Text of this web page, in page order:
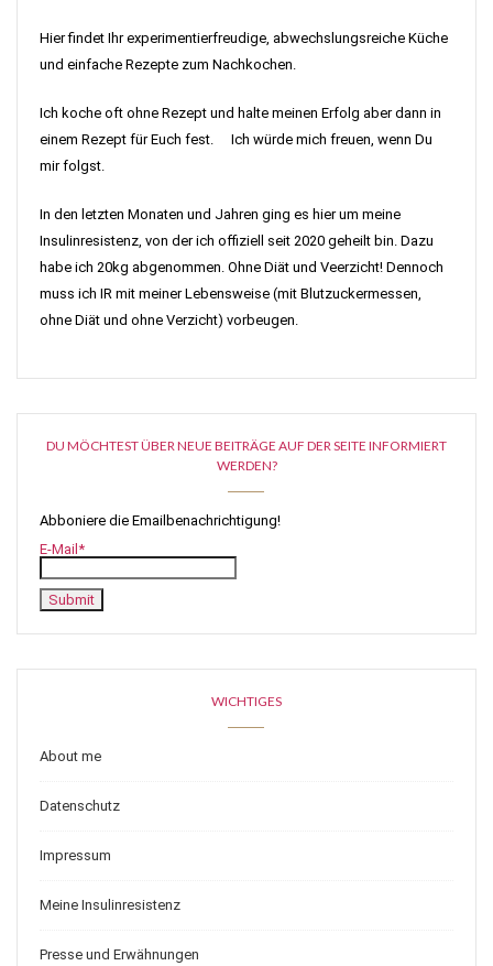
Hier findet Ihr experimentierfreudige, abwechslungsreiche Küche
und einfache Rezepte zum Nachkochen.
Ich koche oft ohne Rezept und halte meinen Erfolg aber dann in
einem Rezept für Euch fest. Ich würde mich freuen, wenn Du
mir folgst.
In den letzten Monaten und Jahren ging es hier um meine
Insulinresistenz, von der ich offiziell seit 2020 geheilt bin. Dazu
habe ich 20kg abgenommen. Ohne Diät und Veerzicht! Dennoch
muss ich IR mit meiner Lebensweise (mit Blutzuckermessen,
ohne Diät und ohne Verzicht) vorbeugen.
DU MÖCHTEST ÜBER NEUE BEITRÄGE AUF DER SEITE INFORMIERT
WERDEN?
Abboniere die Emailbenachrichtigung!
E-Mail*
WICHTIGES
About me
Datenschutz
Impressum
Meine Insulinresistenz
Presse und Erwähnungen